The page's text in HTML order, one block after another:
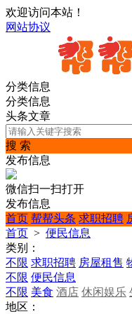
欢迎访问本站！
网站协议
分类信息
分类信息
头条文章
搜 索
发布信息
微信扫一扫打开
发布信息
首页 帮帮头条 求职招聘
首页 > 便民信息
类别：
不限 求职招聘 房屋租售
不限 便民信息
不限 美食 酒店 休闲娱乐
地区：